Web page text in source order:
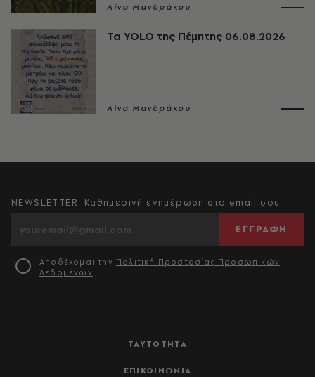
Λίνα Μανδράκου
Τα YOLO της Πέμπτης 06.08.2026
Λίνα Μανδράκου
ΤΑΥΤΟΤΗΤΑ
ΕΠΙΚΟΙΝΩΝΙΑ
NEWSLETTER: Καθημερινή ενημέρωση στο email σου
ΕΓΓΡΑΦΗ
Αποδέχομαι την Πολιτική Προστασίας Προσωπικών
Δεδομένων